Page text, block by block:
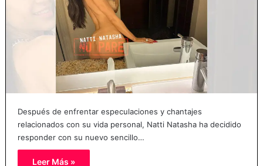
Después de enfrentar especulaciones y chantajes
relacionados con su vida personal, Natti Natasha ha decidido
responder con su nuevo sencillo…
Leer Más »